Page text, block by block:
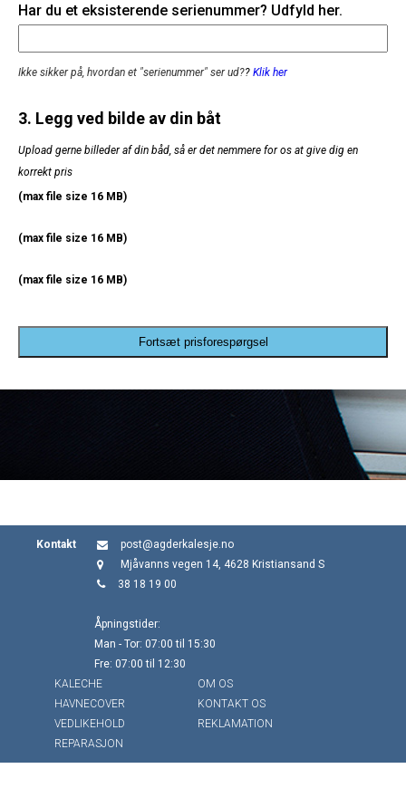
Har du et eksisterende serienummer? Udfyld her.
Ikke sikker på, hvordan et "serienummer" ser ud?? Klik her
3. Legg ved bilde av din båt
Upload gerne billeder af din båd, så er det nemmere for os at give dig en
korrekt pris
(max file size 16 MB)
(max file size 16 MB)
(max file size 16 MB)
Fortsæt prisforespørgsel
Kontakt
post@agderkalesje.no
Mjåvanns vegen 14, 4628 Kristiansand S
38 18 19 00
Åpningstider:
Man - Tor: 07:00 til 15:30
Fre: 07:00 til 12:30
KALECHE
HAVNECOVER
VEDLIKEHOLD
REPARASJON
OM OS
KONTAKT OS
REKLAMATION